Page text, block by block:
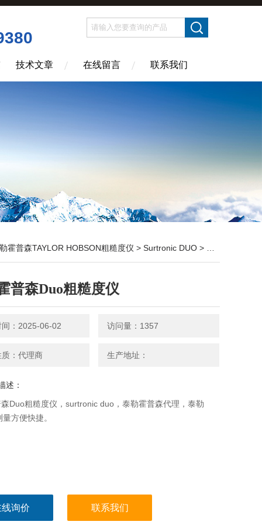
技术文章 在线留言 联系我们
霍普森TAYLOR HOBSON粗糙度仪 > Surtronic DUO > 泰勒霍普森Duo粗糙度仪
普森Duo粗糙度仪
间：2025-06-02 访问量：1357
：代理商 生产地址：
述：
Duo粗糙度仪，surtronic duo，泰勒霍普森代理，泰勒
方便快捷。
询价 联系我们